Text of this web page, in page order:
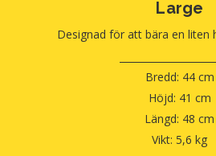
Large
Designad för att bära en liten
Bredd: 44 cm
Höjd: 41 cm
Längd: 48 cm
Vikt: 5,6 kg